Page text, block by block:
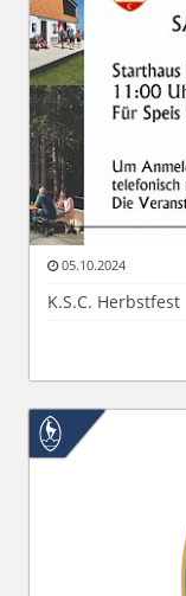
05.10.2024
K.S.C. Herbstfest